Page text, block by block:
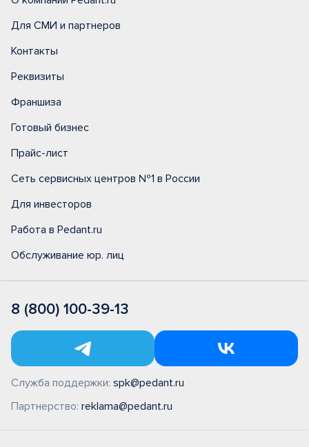
Для СМИ и партнеров
Контакты
Реквизиты
Франшиза
Готовый бизнес
Прайс-лист
Сеть сервисных центров №1 в России
Для инвесторов
Работа в Pedant.ru
Обслуживание юр. лиц
8 (800) 100-39-13
Служба поддержки: spk@pedant.ru
Партнерство: reklama@pedant.ru